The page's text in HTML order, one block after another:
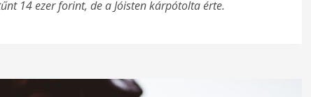
14 ezer forint, de a Jóisten kárpótolta érte.